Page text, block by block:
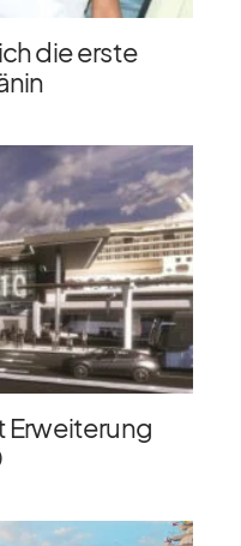
die erste
Erweiterung